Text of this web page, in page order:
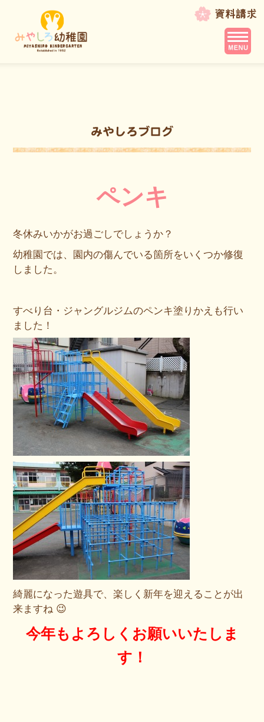
ペンキ
冬休みいかがお過ごしでしょうか？
幼稚園では、園内の傷んでいる箇所をいくつか修復
しました。
すべり台・ジャングルジムのペンキ塗りかえも行い
ました！
綺麗になった遊具で、楽しく新年を迎えることが出
来ますね 😉
今年もよろしくお願いいたしま
す！